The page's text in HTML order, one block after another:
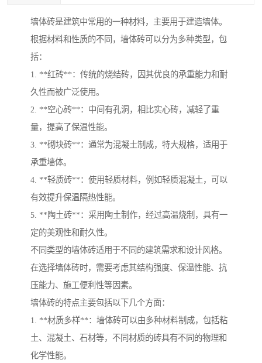
墙体砖是建筑中常用的一种材料，主要用于建造墙体。
根据材料和性质的不同，墙体砖可以分为多种类型，包
括：
1. **红砖**：传统的烧结砖，因其优良的承重能力和耐
久性而被广泛使用。
2. **空心砖**：中间有孔洞，相比实心砖，减轻了重
量，提高了保温性能。
3. **砌块砖**：通常为混凝土制成，特大规格，适用于
承重墙体。
4. **轻质砖**：使用轻质材料，例如轻质混凝土，可以
有效提升保温隔热性能。
5. **陶土砖**：采用陶土制作，经过高温烧制，具有一
定的美观性和耐久性。
不同类型的墙体砖适用于不同的建筑需求和设计风格。
在选择墙体砖时，需要考虑其结构强度、保温性能、抗
压能力、施工便利性等因素。
墙体砖的特点主要包括以下几个方面：
1. **材质多样**：墙体砖可以由多种材料制成，包括粘
土、混凝土、石材等，不同材质的砖具有不同的物理和
化学性能。